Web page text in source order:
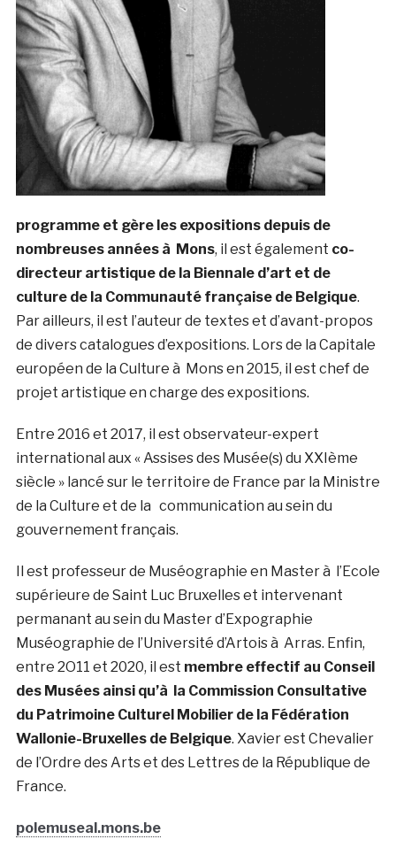
programme et gère les expositions depuis de
nombreuses années à Mons, il est également co-
directeur artistique de la Biennale d’art et de
culture de la Communauté française de Belgique.
Par ailleurs, il est l’auteur de textes et d’avant-propos
de divers catalogues d’expositions. Lors de la Capitale
européen de la Culture à Mons en 2015, il est chef de
projet artistique en charge des expositions.
Entre 2016 et 2017, il est observateur-expert
international aux « Assises des Musée(s) du XXIème
siècle » lancé sur le territoire de France par la Ministre
de la Culture et de la communication au sein du
gouvernement français.
Il est professeur de Muséographie en Master à l’Ecole
supérieure de Saint Luc Bruxelles et intervenant
permanant au sein du Master d’Expographie
Muséographie de l’Université d’Artois à Arras. Enfin,
entre 2O11 et 2020, il est membre effectif au Conseil
des Musées ainsi qu’à la Commission Consultative
du Patrimoine Culturel Mobilier de la Fédération
Wallonie-Bruxelles de Belgique. Xavier est Chevalier
de l’Ordre des Arts et des Lettres de la République de
France.
polemuseal.mons.be